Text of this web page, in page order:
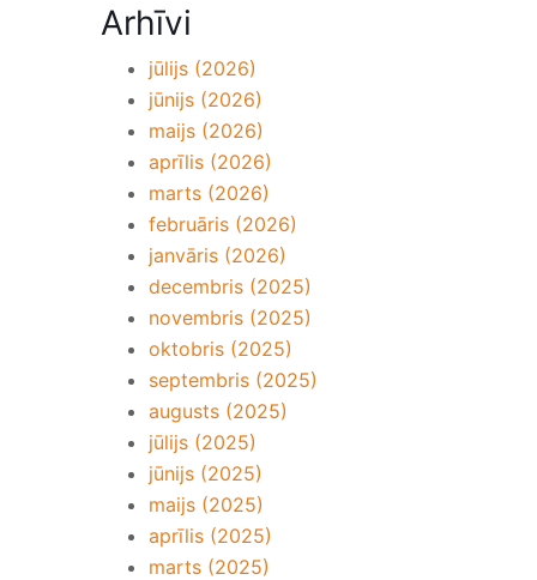
Arhīvi
jūlijs (2026)
jūnijs (2026)
maijs (2026)
aprīlis (2026)
marts (2026)
februāris (2026)
janvāris (2026)
decembris (2025)
novembris (2025)
oktobris (2025)
septembris (2025)
augusts (2025)
jūlijs (2025)
jūnijs (2025)
maijs (2025)
aprīlis (2025)
marts (2025)